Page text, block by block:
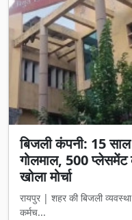
बिजली कंपनी: 15
गोलमाल, 500 प्लेसमेंट
खोला मोर्चा
रायपुर | शहर की बिजली
कर्मच...